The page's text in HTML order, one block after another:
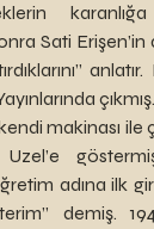
Sati Erişen’in
çıkmış.
adına ilk
demiş.